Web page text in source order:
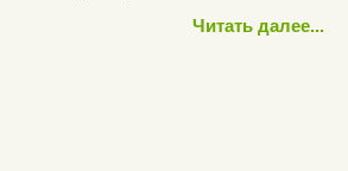
Читать далее...